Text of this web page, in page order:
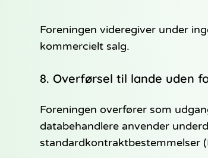
Foreningen videregiver under
kommercielt salg.
8. Overførsel til lande uden
Foreningen overfører som
databehandlere anvender
standardkontraktbestemmelser